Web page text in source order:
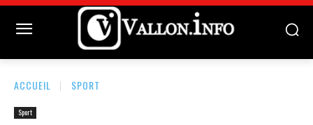
ACCUEIL SPORT
Sport